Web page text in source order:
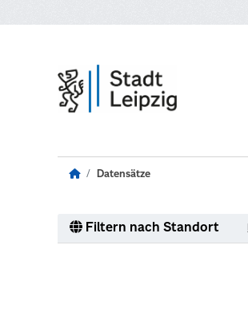
Datensätze
Filtern nach Standort